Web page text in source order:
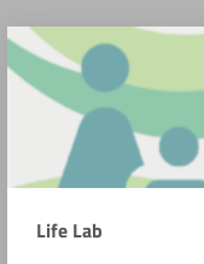
Life Lab